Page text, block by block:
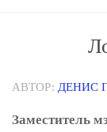
АВТОР: ДЕНИС
Заместитель